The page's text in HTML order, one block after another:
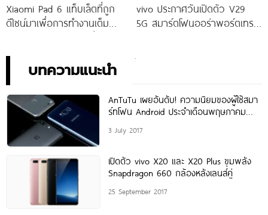
Xiaomi Pad 6 แท็บเล็ตที่ถูก
ดีไซน์มาเพื่อการทำงานเต็ม
vivo ประกาศวันเปิดตัว V29
5G สมาร์ตโฟนออร่าพอร์ตเทร
บทความแนะนำ
AnTuTu เผยอันดับ! ความนิยมของผู้ใช้สมา
ร์ทโฟน Android ประจำเดือนพฤษภาคม
3 July 2017
เปิดตัว vivo X20 และ X20 Plus ขุมพลัง
Snapdragon 660 กล้องหลังเลนส์คู่
25 September 2017